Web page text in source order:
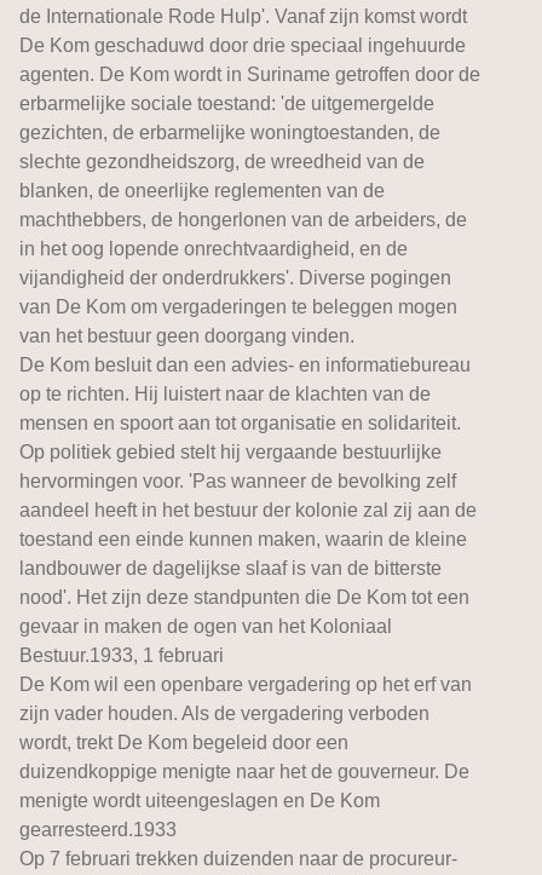
de Internationale Rode Hulp'. Vanaf zijn komst wordt
De Kom geschaduwd door drie speciaal ingehuurde
agenten. De Kom wordt in Suriname getroffen door de
erbarmelijke sociale toestand: 'de uitgemergelde
gezichten, de erbarmelijke woningtoestanden, de
slechte gezondheidszorg, de wreedheid van de
blanken, de oneerlijke reglementen van de
machthebbers, de hongerlonen van de arbeiders, de
in het oog lopende onrechtvaardigheid, en de
vijandigheid der onderdrukkers'. Diverse pogingen
van De Kom om vergaderingen te beleggen mogen
van het bestuur geen doorgang vinden.
De Kom besluit dan een advies- en informatiebureau
op te richten. Hij luistert naar de klachten van de
mensen en spoort aan tot organisatie en solidariteit.
Op politiek gebied stelt hij vergaande bestuurlijke
hervormingen voor. 'Pas wanneer de bevolking zelf
aandeel heeft in het bestuur der kolonie zal zij aan de
toestand een einde kunnen maken, waarin de kleine
landbouwer de dagelijkse slaaf is van de bitterste
nood'. Het zijn deze standpunten die De Kom tot een
gevaar in maken de ogen van het Koloniaal
Bestuur.1933, 1 februari
De Kom wil een openbare vergadering op het erf van
zijn vader houden. Als de vergadering verboden
wordt, trekt De Kom begeleid door een
duizendkoppige menigte naar het de gouverneur. De
menigte wordt uiteengeslagen en De Kom
gearresteerd.1933
Op 7 februari trekken duizenden naar de procureur-